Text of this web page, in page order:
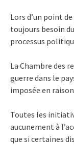
Lors d’un point
toujours besoin
processus
La Chambre des
guerre dans le
imposée en
Toutes les
aucunement à
que si certaines